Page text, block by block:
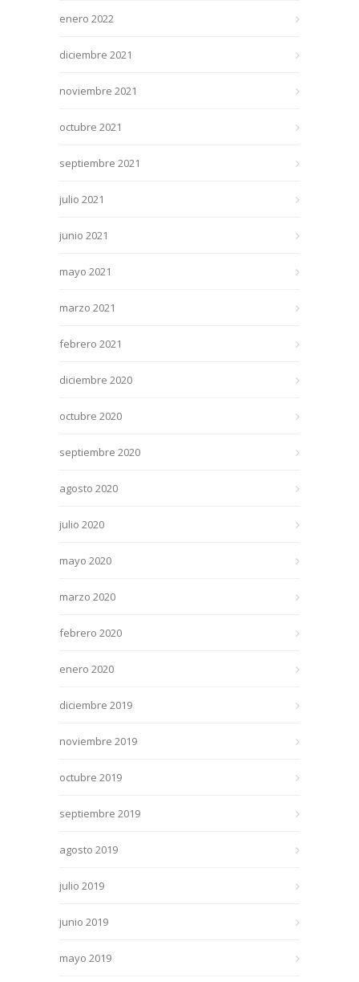
enero 2022
diciembre 2021
noviembre 2021
octubre 2021
septiembre 2021
julio 2021
junio 2021
mayo 2021
marzo 2021
febrero 2021
diciembre 2020
octubre 2020
septiembre 2020
agosto 2020
julio 2020
mayo 2020
marzo 2020
febrero 2020
enero 2020
diciembre 2019
noviembre 2019
octubre 2019
septiembre 2019
agosto 2019
julio 2019
junio 2019
mayo 2019